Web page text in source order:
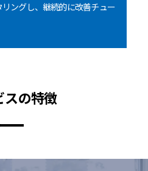
ングし、継続的に改善チュー
スの特徴